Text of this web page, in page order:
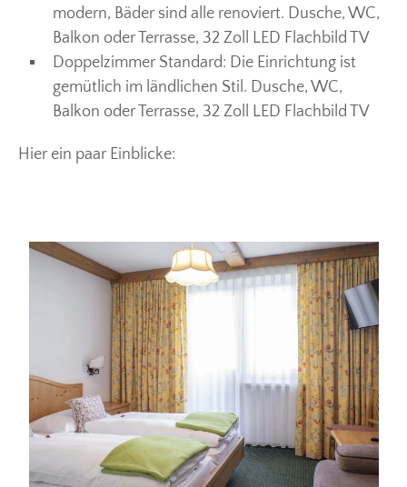
modern, Bäder sind alle renoviert. Dusche, WC,
Balkon oder Terrasse, 32 Zoll LED Flachbild TV
Doppelzimmer Standard: Die Einrichtung ist
gemütlich im ländlichen Stil. Dusche, WC,
Balkon oder Terrasse, 32 Zoll LED Flachbild TV
Hier ein paar Einblicke: